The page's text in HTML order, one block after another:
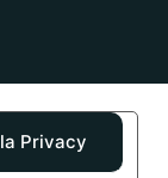
Privacy